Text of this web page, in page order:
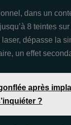
dans un
8 teintes
dépasse la
un effet
après
?